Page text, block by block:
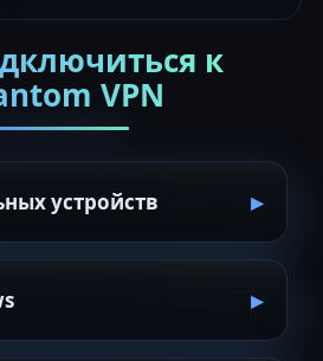
к
VPN
устройств